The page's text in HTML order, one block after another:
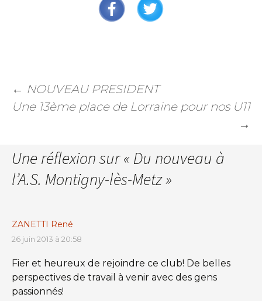
← NOUVEAU PRESIDENT
Une 13ème place de Lorraine pour nos U11
→
Une réflexion sur « Du nouveau à
l’A.S. Montigny-lès-Metz»
ZANETTI René
26 juin 2013 à 20:58
Fier et heureux de rejoindre ce club! De belles
perspectives de travail à venir avec des gens
passionnés!